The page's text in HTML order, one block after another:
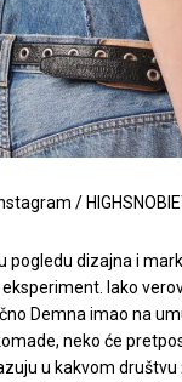
/
pogledu dizajna i
Iako
Demna imao na
neko će
u kakvom društvu